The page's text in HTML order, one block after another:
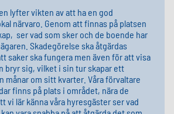
lyfter vikten av att ha en god
närvaro. Genom att finnas på platsen
ser vad som sker och de boende har
Skadegörelse ska åtgärdas
saker ska fungera men även för att visa
bryr sig, vilket i sin tur skapar ett
månar om sitt kvarter. Våra förvaltare
finns på plats i området, nära de
vi lär känna våra hyresgäster ser vad